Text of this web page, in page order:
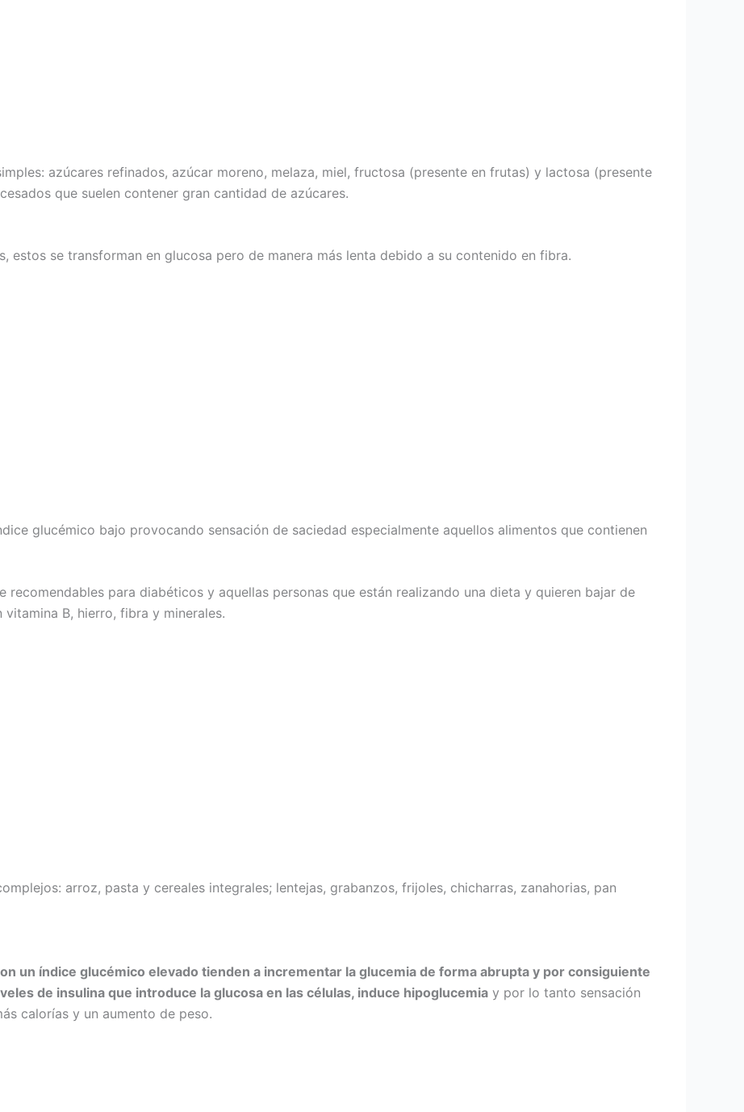
azúcares refinados, azúcar moreno, melaza, miel, fructosa (presente en frutas) y lactosa (presente
que suelen contener gran cantidad de azúcares.
estos se transforman en glucosa pero de manera más lenta debido a su contenido en fibra.
glucémico bajo provocando sensación de saciedad especialmente aquellos alimentos que contienen
recomendables para diabéticos y aquellas personas que están realizando una dieta y quieren bajar de
B, hierro, fibra y minerales.
arroz, pasta y cereales integrales; lentejas, grabanzos, frijoles, chicharras, zanahorias, pan
un índice glucémico elevado tienden a incrementar la glucemia de forma abrupta y por consiguiente
de insulina que introduce la glucosa en las células, induce hipoglucemia y por lo tanto sensación
calorías y un aumento de peso.